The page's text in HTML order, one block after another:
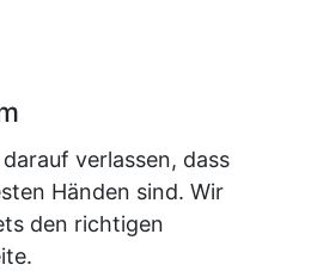
verlassen, dass
Händen sind. Wir
den richtigen